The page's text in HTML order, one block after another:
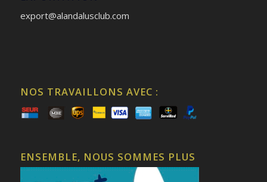
export@alandalusclub.com
NOS TRAVAILLONS AVEC :
ENSEMBLE, NOUS SOMMES PLUS